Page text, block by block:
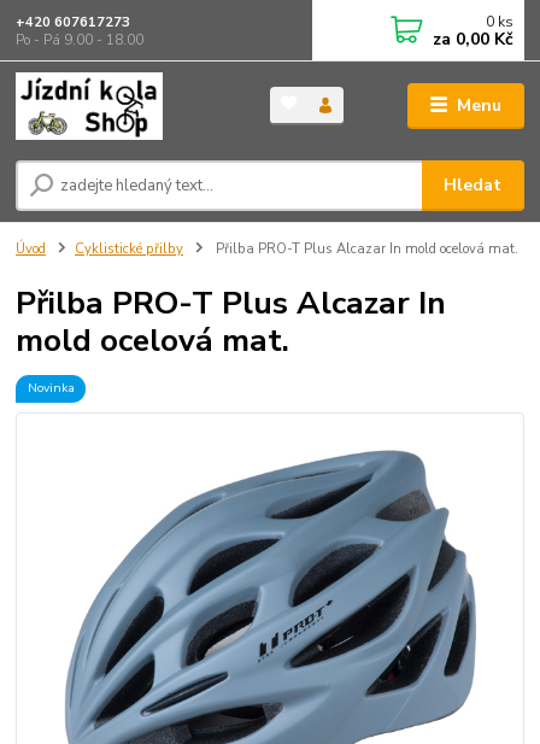
Menu
Hledat
+420 607617273
Po - Pá 9.00 - 18.00
0 ks
za 0,00 Kč
Úvod Cyklistické přilby Přilba PRO-T Plus Alcazar In mold ocelová mat.
Přilba PRO-T Plus Alcazar In
mold ocelová mat.
Novinka